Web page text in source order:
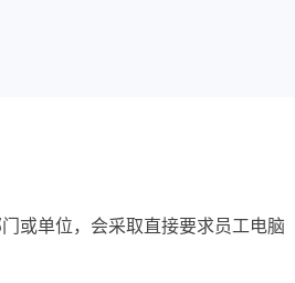
或单位，会采取直接要求员工电脑